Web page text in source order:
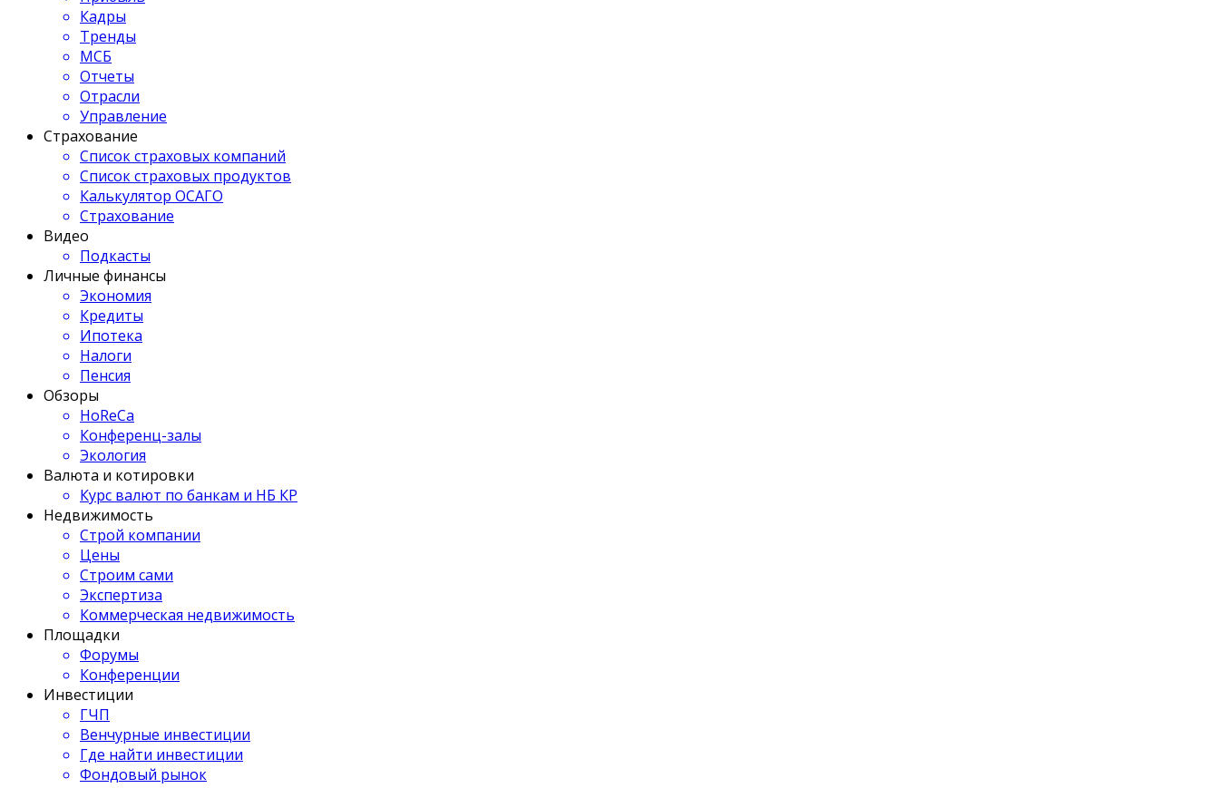
Кадры
Тренды
МСБ
Отчеты
Отрасли
Управление
Страхование
Список страховых компаний
Список страховых продуктов
Калькулятор ОСАГО
Страхование
Видео
Подкасты
Личные финансы
Экономия
Кредиты
Ипотека
Налоги
Пенсия
Обзоры
HoReCa
Конференц-залы
Экология
Валюта и котировки
Курс валют по банкам и НБ КР
Недвижимость
Строй компании
Цены
Строим сами
Экспертиза
Коммерческая недвижимость
Площадки
Форумы
Конференции
Инвестиции
ГЧП
Венчурные инвестиции
Где найти инвестиции
Фондовый рынок